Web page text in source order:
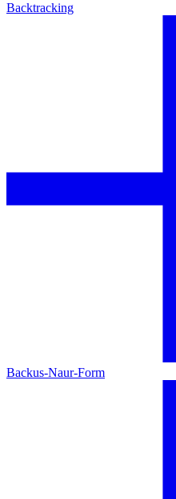
Backtracking
Backus-Naur-Form